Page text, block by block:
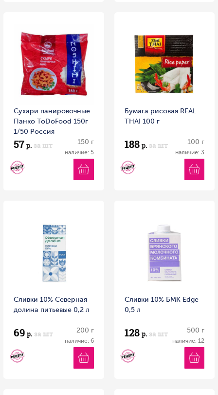
Сухари панировочные
Панко ToDoFood 150г
1/50 Россия
57 р. за шт 150 г
наличие: 5
Бумага рисовая REAL
THAI 100 г
188 р. за шт 100 г
наличие: 3
Сливки 10% Северная
долина питьевые 0,2 л
69 р. за шт 200 г
наличие: 6
Сливки 10% БМК Edge
0,5 л
128 р. за шт 500 г
наличие: 12